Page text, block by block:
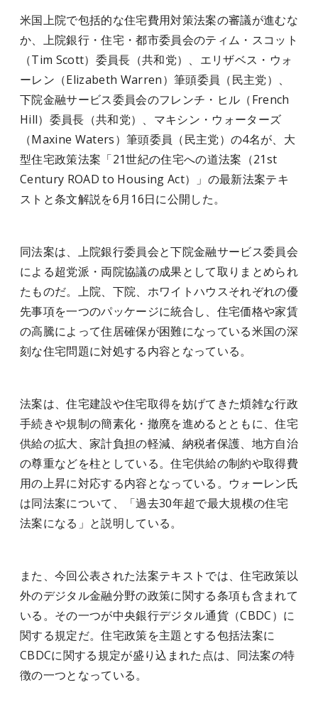
米国上院で包括的な住宅費用対策法案の審議が進むな
か、上院銀行・住宅・都市委員会のティム・スコット
（Tim Scott）委員長（共和党）、エリザベス・ウォ
ーレン（Elizabeth Warren）筆頭委員（民主党）、
下院金融サービス委員会のフレンチ・ヒル（French
Hill）委員長（共和党）、マキシン・ウォーターズ
（Maxine Waters）筆頭委員（民主党）の4名が、大
型住宅政策法案「21世紀の住宅への道法案（21st
Century ROAD to Housing Act）」の最新法案テキ
ストと条文解説を6月16日に公開した。
同法案は、上院銀行委員会と下院金融サービス委員会
による超党派・両院協議の成果として取りまとめられ
たものだ。上院、下院、ホワイトハウスそれぞれの優
先事項を一つのパッケージに統合し、住宅価格や家賃
の高騰によって住居確保が困難になっている米国の深
刻な住宅問題に対処する内容となっている。
法案は、住宅建設や住宅取得を妨げてきた煩雑な行政
手続きや規制の簡素化・撤廃を進めるとともに、住宅
供給の拡大、家計負担の軽減、納税者保護、地方自治
の尊重などを柱としている。住宅供給の制約や取得費
用の上昇に対応する内容となっている。ウォーレン氏
は同法案について、「過去30年超で最大規模の住宅
法案になる」と説明している。
また、今回公表された法案テキストでは、住宅政策以
外のデジタル金融分野の政策に関する条項も含まれて
いる。その一つが中央銀行デジタル通貨（CBDC）に
関する規定だ。住宅政策を主題とする包括法案に
CBDCに関する規定が盛り込まれた点は、同法案の特
徴の一つとなっている。